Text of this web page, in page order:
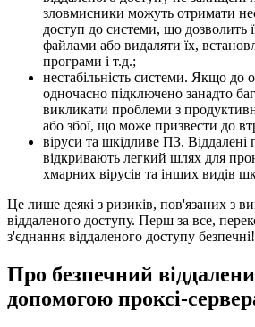
зловмисники можуть отримати
доступ до системи, що дозволить
файлами або видаляти їх,
програми і т.д.;
нестабільність системи. Якщо до
одночасно підключено занадто
викликати проблеми з
або збої, що може призвести до
віруси та шкідливе ПЗ. Віддалені
відкривають легкий шлях для
хмарних вірусів та інших видів
Це лише деякі з ризиків, пов'язаних з
віддаленого доступу. Перш за все,
з'єднання віддаленого доступу безпечні!
Про безпечний
допомогою проксі-